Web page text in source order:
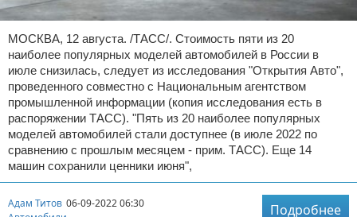
МОСКВА, 12 августа. /ТАСС/. Стоимость пяти из 20
наиболее популярных моделей автомобилей в России в
июле снизилась, следует из исследования "Открытия Авто",
проведенного совместно с Национальным агентством
промышленной информации (копия исследования есть в
распоряжении ТАСС). "Пять из 20 наиболее популярных
моделей автомобилей стали доступнее (в июле 2022 по
сравнению с прошлым месяцем - прим. ТАСС). Еще 14
машин сохранили ценники июня",
Адам Титов 06-09-2022 06:30
Подробнее